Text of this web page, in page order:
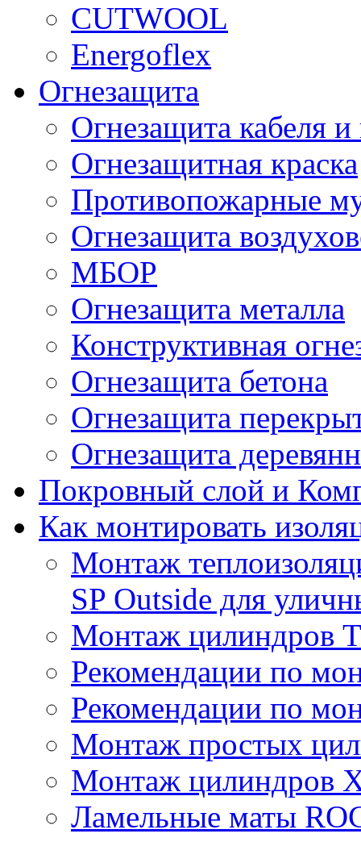
CUTWOOL
Energoflex
Огнезащита
Огнезащита кабеля
Огнезащитная краска
Противопожарные
Огнезащита
МБОР
Огнезащита металла
Конструктивная
Огнезащита бетона
Огнезащита
Огнезащита
Покровный слой и
Как монтировать
Монтаж
SP Outside для
Монтаж
Рекомендации по
Рекомендации по
Монтаж простых
Монтаж цилиндров
Ламельные маты